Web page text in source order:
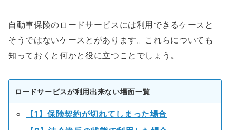
自動車保険のロードサービスには利用できるケースと
そうではないケースとがあります。これらについても
知っておくと何かと役に立つことでしょう。
ロードサービスが利用出来ない場面一覧
【1】保険契約が切れてしまった場合